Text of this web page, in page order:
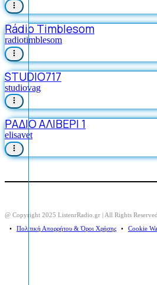
Rádio Timblesom
radiotimblesom
STUDIO717
studiovag
ΡΑΔΙΟ ΑΛΙΒΕΡΙ 1
elisavet
@ Copyright 2025 ListenrRadio.gr | All Rights Reserved
⠀•⠀ Πολιτική Απορρήτου & Όροι Χρήσης ⠀•⠀ Cookie